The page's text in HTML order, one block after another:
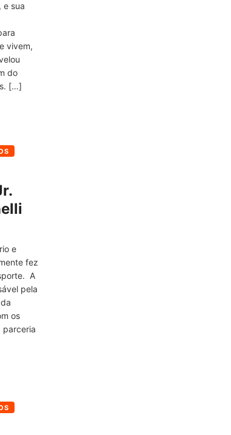
e sua
vivem,
do
[…]
e
fez
A
pela
os
parceria